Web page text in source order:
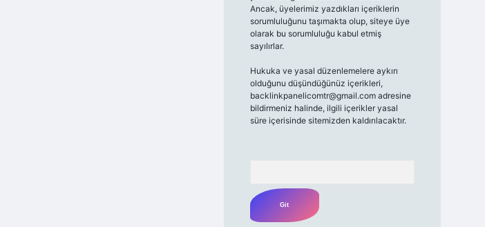
Ancak, üyelerimiz yazdıkları içeriklerin
sorumluluğunu taşımakta olup, siteye üye
olarak bu sorumluluğu kabul etmiş
sayılırlar.
Hukuka ve yasal düzenlemelere aykırı
olduğunu düşündüğünüz içerikleri,
backlinkpanelicomtr@gmail.comadresine
bildirmeniz halinde, ilgili içerikler yasal
süre içerisinde sitemizden kaldırılacaktır.